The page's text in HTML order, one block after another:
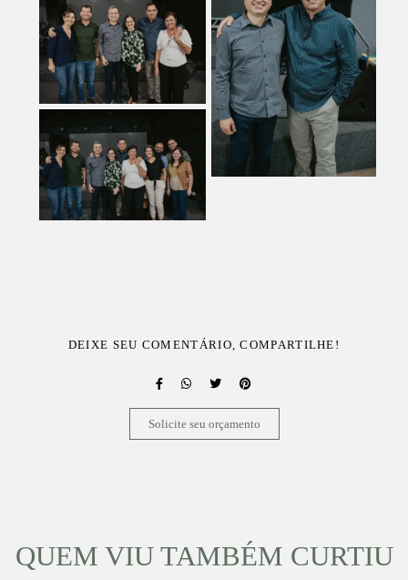
DEIXE SEU COMENTÁRIO, COMPARTILHE!
Solicite seu orçamento
QUEM VIU TAMBÉM CURTIU